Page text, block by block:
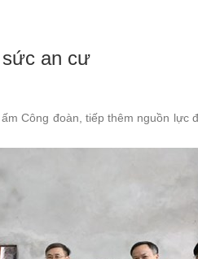
sức an cư
Công đoàn, tiếp thêm nguồn lực